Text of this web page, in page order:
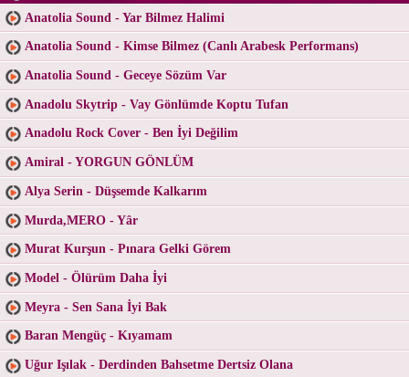
Anatolia Sound - Yar Bilmez Halimi
Anatolia Sound - Kimse Bilmez (Canlı Arabesk Performans)
Anatolia Sound - Geceye Sözüm Var
Anadolu Skytrip - Vay Gönlümde Koptu Tufan
Anadolu Rock Cover - Ben İyi Değilim
Amiral - YORGUN GÖNLÜM
Alya Serin - Düşsemde Kalkarım
Murda,MERO - Yâr
Murat Kurşun - Pınara Gelki Görem
Model - Ölürüm Daha İyi
Meyra - Sen Sana İyi Bak
Baran Mengüç - Kıyamam
Uğur Işılak - Derdinden Bahsetme Dertsiz Olana